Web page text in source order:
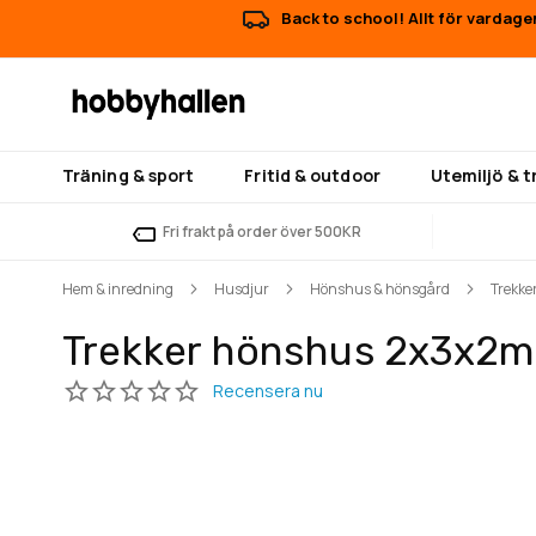
Back to school! Allt för
Träning & sport Fritid & outdoor Utemiljö &
Fri frakt på order över 500KR
Hem & inredning Husdjur Hönshus & hönsgård
Trekker hönshus 2x3x2m